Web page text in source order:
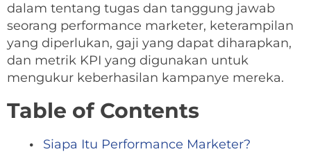
dalam tentang tugas dan tanggung jawab
seorang performance marketer, keterampilan
yang diperlukan, gaji yang dapat diharapkan,
dan metrik KPI yang digunakan untuk
mengukur keberhasilan kampanye mereka.
Table of Contents
Siapa Itu Performance Marketer?